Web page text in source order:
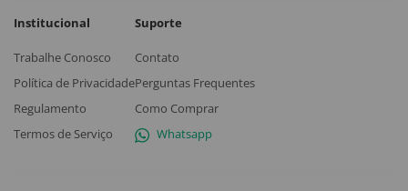
Institucional
Trabalhe Conosco
Política de Privacidade
Regulamento
Termos de Serviço
Suporte
Contato
Perguntas Frequentes
Como Comprar
Whatsapp